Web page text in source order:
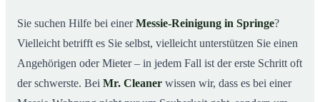
04Ablauf einer Messie-Reinigung
05Ihre Vorteile mit Mr. Cleaner in Springe
Sie suchen Hilfe bei einerMessie-Reinigung in Springe?
Vielleicht betrifft es Sie selbst, vielleicht unterstützen Sie einen
Angehörigen oder Mieter – in jedem Fall ist der erste Schritt oft
der schwerste. Bei Mr. Cleaner wissen wir, dass es bei einer